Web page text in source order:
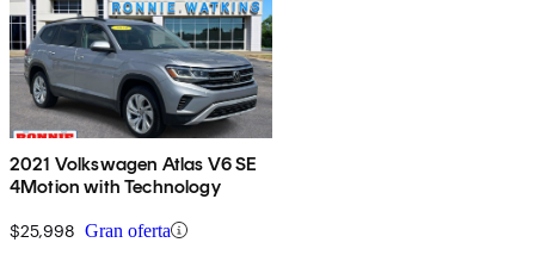
2021 Volkswagen Atlas V6 SE
4Motion with Technology
$25,998 Gran oferta